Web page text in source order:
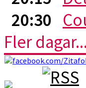
20:30
Fler dagar...